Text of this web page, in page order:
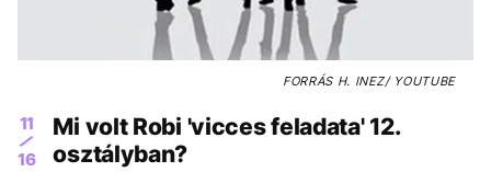
FORRÁSH. INEZ/ YOUTUBE
11
16
Mi volt Robi 'vicces feladata' 12.
osztályban?